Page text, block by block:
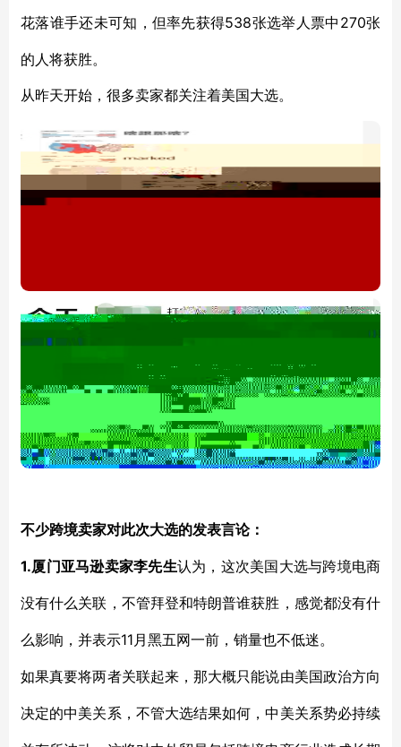
花落谁手还未可知，但率先获得538张选举人票中270张
的人将获胜。
从昨天开始，很多卖家都关注着美国大选。
不少跨境卖家对此次大选的发表言论：
1.厦门亚马逊卖家李先生认为，这次美国大选与跨境电商
没有什么关联，不管拜登和特朗普谁获胜，感觉都没有什
么影响，并表示11月黑五网一前，销量也不低迷。
如果真要将两者关联起来，那大概只能说由美国政治方向
决定的中美关系，不管大选结果如何，中美关系势必持续